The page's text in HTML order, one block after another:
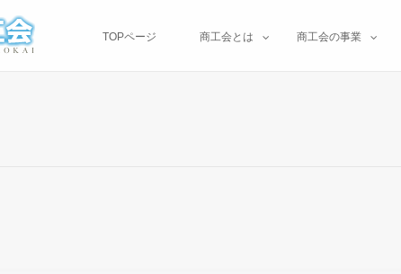
TOPページ 商工会とは 商工会の事業